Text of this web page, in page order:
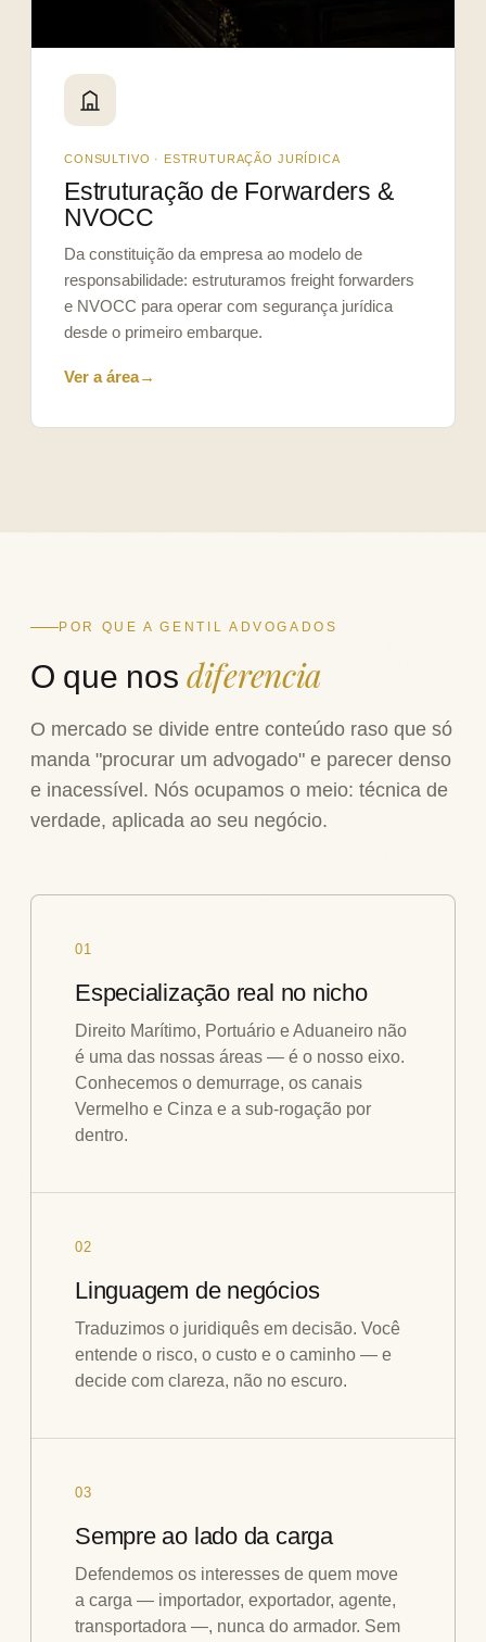
CONSULTIVO · ESTRUTURAÇÃO JURÍDICA
Estruturação de Forwarders &
NVOCC
Da constituição da empresa ao modelo de
responsabilidade: estruturamos freight forwarders
e NVOCC para operar com segurança jurídica
desde o primeiro embarque.
Ver a área→
POR QUE A GENTIL ADVOGADOS
O que nos diferencia
O mercado se divide entre conteúdo raso que só
manda "procurar um advogado" e parecer denso
e inacessível. Nós ocupamos o meio: técnica de
verdade, aplicada ao seu negócio.
01
Especialização real no nicho
Direito Marítimo, Portuário e Aduaneiro não
é uma das nossas áreas — é o nosso eixo.
Conhecemos o demurrage, os canais
Vermelho e Cinza e a sub-rogação por
dentro.
02
Linguagem de negócios
Traduzimos o juridiquês em decisão. Você
entende o risco, o custo e o caminho — e
decide com clareza, não no escuro.
03
Sempre ao lado da carga
Defendemos os interesses de quem move
a carga — importador, exportador, agente,
transportadora —, nunca do armador. Sem